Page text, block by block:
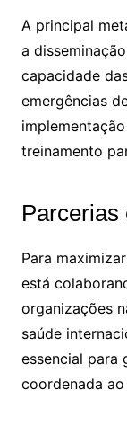
A principal
a
capacidade
emergências
treinamento
Parcerias
Para
está
organizações
saúde
essencial para
coordenada